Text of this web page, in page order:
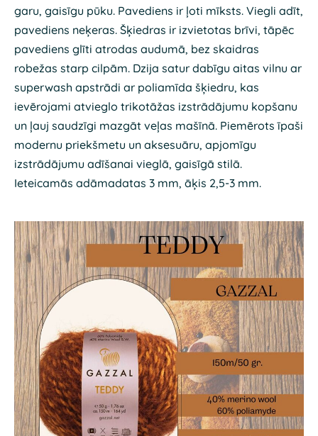
garu, gaisīgu pūku. Pavediens ir ļoti mīksts. Viegli adīt,
pavediens neķeras. Šķiedras ir izvietotas brīvi, tāpēc
pavediens glīti atrodas audumā, bez skaidras
robežas starp cilpām. Dzija satur dabīgu aitas vilnu ar
superwash apstrādi ar poliamīda šķiedru, kas
ievērojami atvieglo trikotāžas izstrādājumu kopšanu
un ļauj saudzīgi mazgāt veļas mašīnā. Piemērots īpaši
modernu priekšmetu un aksesuāru, apjomīgu
izstrādājumu adīšanai vieglā, gaisīgā stilā.
Ieteicamās adāmadatas 3 mm, āķis 2,5-3 mm.